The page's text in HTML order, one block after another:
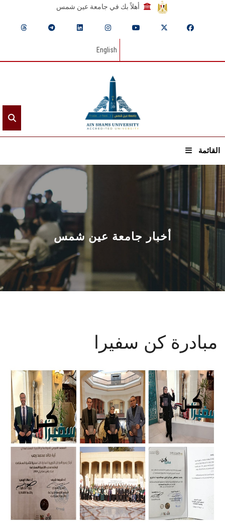
أهلاً بك في جامعة عين شمس
English
القائمة
الرئيسيـة
عن الجامعة
القطاعـات
الشئون الأكاديمية
البحث العلمي
الأنظمة الذكية
الإعلام
تواصل معنا
هيئة التدريس
الدراسات العليا
أخبار جامعة عين شمس
مبادرة كن سفيرا